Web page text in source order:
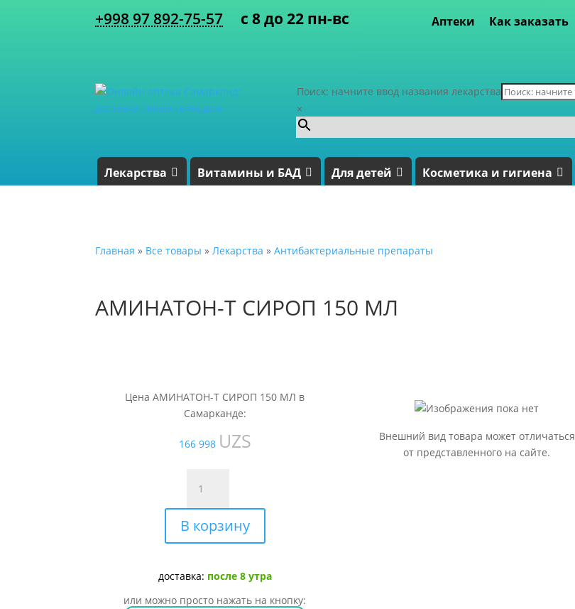
+998 97 892-75-57 с 8 до 22 пн-вс Аптеки Как заказать
Поиск: начните ввод названия лекарства
×
Лекарства Витамины и БАД Для детей Косметика и гигиена
Главная » Все товары » Лекарства » Антибактериальные препараты
АМИНАТОН-Т СИРОП 150 МЛ
Цена АМИНАТОН-Т СИРОП 150 МЛ в
Самарканде:
166 998 UZS
товара
АМИНАТОН-
Т
СИРОП
МЛ
В корзину
доставка: после 8 утра
или можно просто нажать на кнопку:
Внешний вид товара может отличаться
от представленного на сайте.